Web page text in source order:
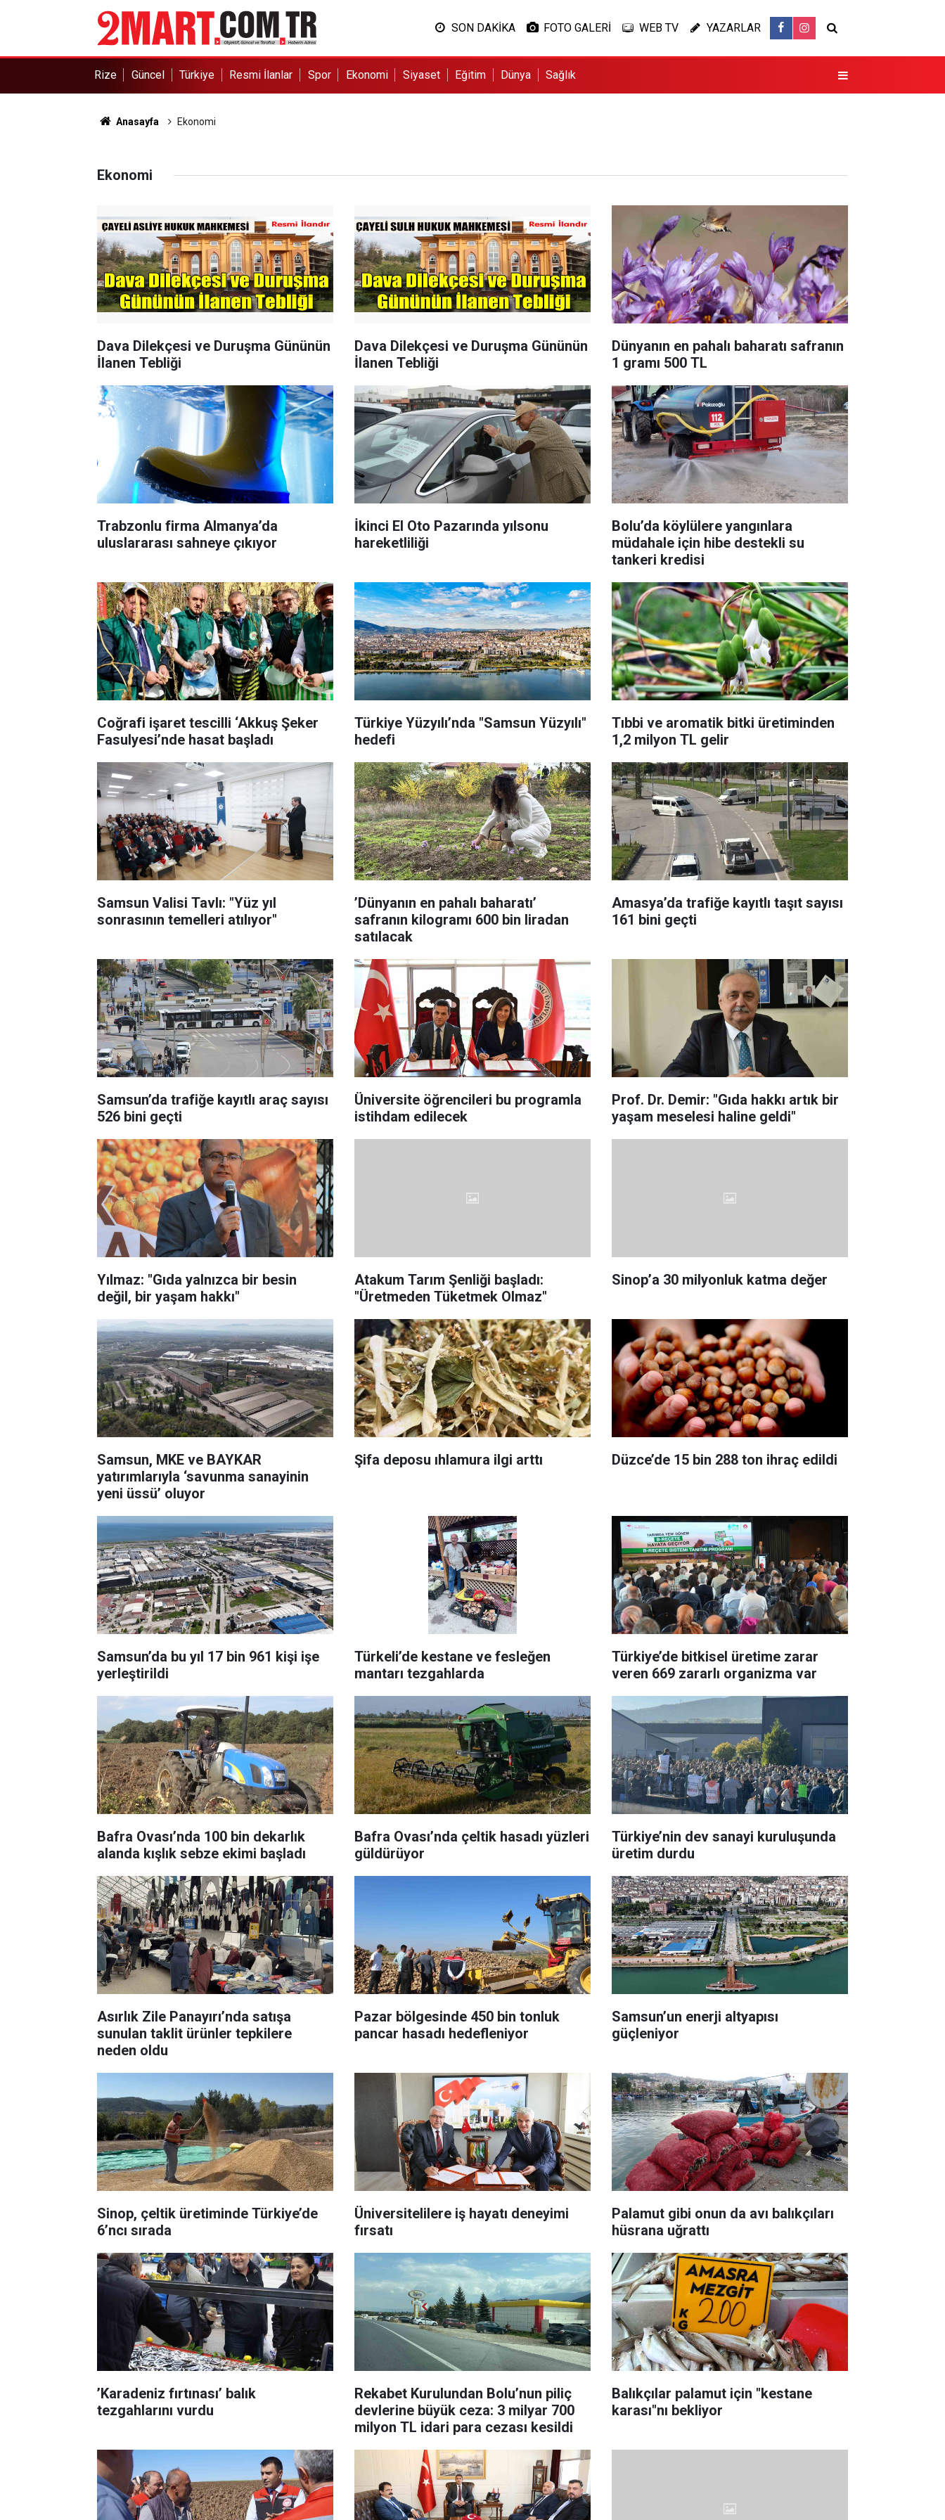
SON DAKİKA FOTO GALERİ WEB TV YAZARLAR
Rize Güncel Türkiye Resmi İlanlar Spor Ekonomi Siyaset Eğitim Dünya Sağlık
Anasayfa Ekonomi
Ekonomi
Dava Dilekçesi ve Duruşma Gününün
İlanen Tebliği
Dava Dilekçesi ve Duruşma Gününün
İlanen Tebliği
Dünyanın en pahalı baharatı safranın
1 gramı 500 TL
Trabzonlu firma Almanya’da
uluslararası sahneye çıkıyor
İkinci El Oto Pazarında yılsonu
hareketliliği
Bolu’da köylülere yangınlara
müdahale için hibe destekli su
tankeri kredisi
Coğrafi işaret tescilli ‘Akkuş Şeker
Fasulyesi’nde hasat başladı
Türkiye Yüzyılı’nda "Samsun Yüzyılı"
hedefi
Tıbbi ve aromatik bitki üretiminden
1,2 milyon TL gelir
Samsun Valisi Tavlı: "Yüz yıl
sonrasının temelleri atılıyor"
’Dünyanın en pahalı baharatı’
safranın kilogramı 600 bin liradan
satılacak
Amasya’da trafiğe kayıtlı taşıt sayısı
161 bini geçti
Samsun’da trafiğe kayıtlı araç sayısı
526 bini geçti
Üniversite öğrencileri bu programla
istihdam edilecek
Prof. Dr. Demir: "Gıda hakkı artık bir
yaşam meselesi haline geldi"
Yılmaz: "Gıda yalnızca bir besin
değil, bir yaşam hakkı"
Atakum Tarım Şenliği başladı:
"Üretmeden Tüketmek Olmaz"
Sinop’a 30 milyonluk katma değer
Samsun, MKE ve BAYKAR
yatırımlarıyla ‘savunma sanayinin
yeni üssü’ oluyor
Şifa deposu ıhlamura ilgi arttı Düzce’de 15 bin 288 ton ihraç edildi
Samsun’da bu yıl 17 bin 961 kişi işe
yerleştirildi
Türkeli’de kestane ve fesleğen
mantarı tezgahlarda
Türkiye’de bitkisel üretime zarar
veren 669 zararlı organizma var
Bafra Ovası’nda 100 bin dekarlık
alanda kışlık sebze ekimi başladı
Bafra Ovası’nda çeltik hasadı yüzleri
güldürüyor
Türkiye’nin dev sanayi kuruluşunda
üretim durdu
Asırlık Zile Panayırı’nda satışa
sunulan taklit ürünler tepkilere
neden oldu
Pazar bölgesinde 450 bin tonluk
pancar hasadı hedefleniyor
Samsun’un enerji altyapısı
güçleniyor
Sinop, çeltik üretiminde Türkiye’de
6’ncı sırada
Üniversitelilere iş hayatı deneyimi
fırsatı
Palamut gibi onun da avı balıkçıları
hüsrana uğrattı
’Karadeniz fırtınası’ balık
tezgahlarını vurdu
Rekabet Kurulundan Bolu’nun piliç
devlerine büyük ceza: 3 milyar 700
milyon TL idari para cezası kesildi
Balıkçılar palamut için "kestane
karası"nı bekliyor